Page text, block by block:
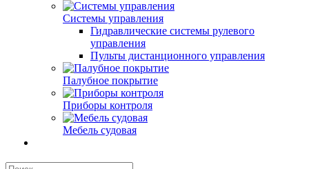
Системы управления
Гидравлические системы рулевого
управления
Пульты дистанционного управления
Палубное покрытие
Приборы контроля
Мебель судовая